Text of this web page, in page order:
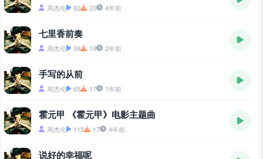
周杰伦 82 20 4年前
七里香前奏
周杰伦 39 19 2年前
手写的从前
周杰伦 65 17 1年前
霍元甲 《霍元甲》电影主题曲
周杰伦 115 17 4年前
说好的幸福呢